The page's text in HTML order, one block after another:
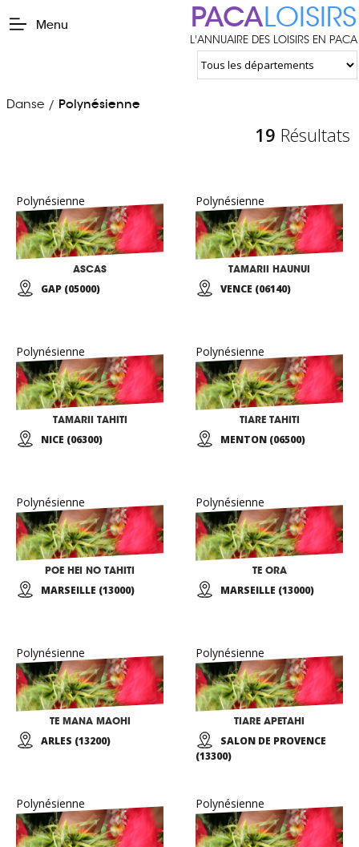
Menu PACALOISIRS
L'ANNUAIRE DES LOISIRS EN PACA
Danse / Polynésienne
19 Résultats
Polynésienne
ASCAS
GAP (05000)
Polynésienne
TAMARII HAUNUI
VENCE (06140)
Polynésienne
TAMARII TAHITI
NICE (06300)
Polynésienne
TIARE TAHITI
MENTON (06500)
Polynésienne
POE HEI NO TAHITI
MARSEILLE (13000)
Polynésienne
TE ORA
MARSEILLE (13000)
Polynésienne
TE MANA MAOHI
ARLES (13200)
Polynésienne
TIARE APETAHI
SALON DE PROVENCE
(13300)
Polynésienne Polynésienne